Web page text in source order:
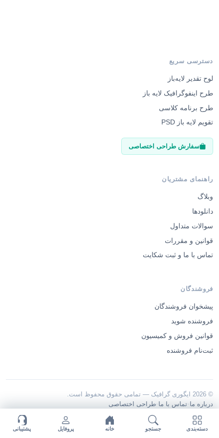
دسترسی سریع
لوح تقدیر لایه‌باز
طرح اینفوگرافیک لایه باز
طرح برنامه کلاسی
تقویم لایه باز PSD
سفارش طراحی اختصاصی
راهنمای مشتریان
وبلاگ
دانلودها
سوالات متداول
قوانین و مقررات
تماس با ما و ثبت شکایت
فروشندگان
پیشخوان فروشندگان
فروشنده شوید
قوانین فروش و کمیسیون
ثبت‌نام فروشنده
© 2026 ایگوری گرافیک — تمامی حقوق محفوظ است.
درباره ما ·تماس با ما ·طراحی اختصاصی
دسته‌بندی جستجو خانه پروفایل پشتیبانی